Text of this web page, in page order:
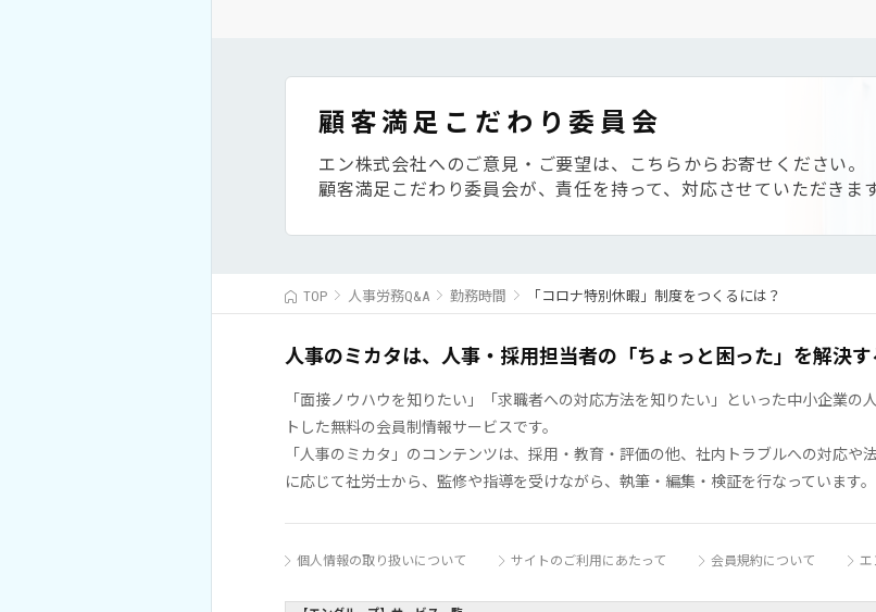
顧客満足こだわり委員会
エン株式会社へのご意見・ご要望は、こちらからお寄せください。
顧客満足こだわり委員会が、責任を持って、対応させていただきます
TOP 人事労務Q&A 勤務時間 「コロナ特別休暇」制度をつくるには？
人事のミカタは、人事・採用担当者の「ちょっと困った」を解決す
「面接ノウハウを知りたい」「求職者への対応方法を知りたい」といった中小企業
トした無料の会員制情報サービスです。
「人事のミカタ」のコンテンツは、採用・教育・評価の他、社内トラブルへの対応
に応じて社労士から、監修や指導を受けながら、執筆・編集・検証を行なっています。
個人情報の取り扱いについて サイトのご利用にあたって 会員規約について エ